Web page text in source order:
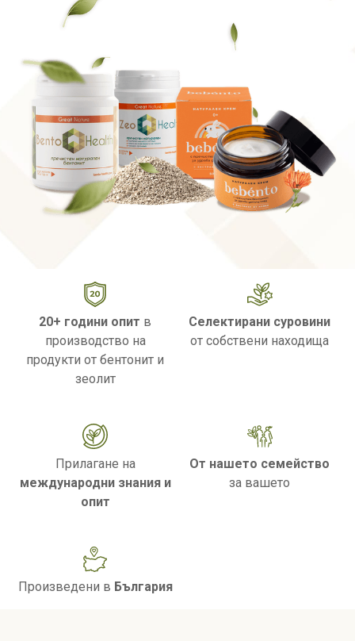
20+ години опит в
производство на
продукти от бентонит и
зеолит
Селектирани суровини
от собствени находища
Прилагане на
международни знания и
опит
От нашето семейство
за вашето
Произведени в България